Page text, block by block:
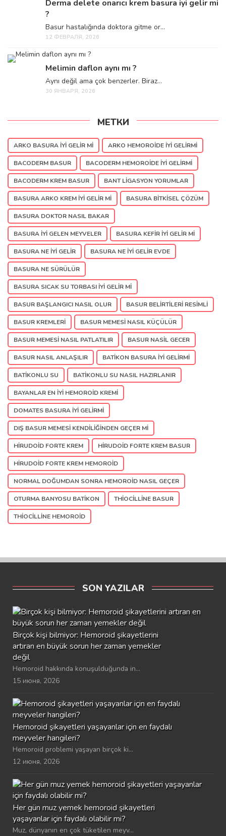
Derma delete onarıcı krem basura iyi gelir mi
?
Basur hastalığında doktora gitme or...
12 ФЕВРАЛЯ, 2026
Melimin daflon aynı mı ?
Aynı değil ama çok benzerler. Biraz...
30 ЯНВАРЯ, 2026
МЕТКИ
ARKO BASURA IYI GELIR MI ARKO HEMOROIDE IYI GELIRMI
BACODERM BASUR BACODERM HEMOROIDE IYI GELIRMI
BACODERM KREM BASUR BANT LIGASYON YORUMLAR
BASURA ARKO KREM IYI GELIR MI BASURA BITKISEL ÇÖZÜM
BASURA DOKTOR NASIL BAKAR
BASURA IYI GELEN MEYVELER BASURA KEFIR IYI GELIR MI
BASURA NE IYI GELIR BASURA NE IYI GELIR EVDE
BASURA NE SÜRÜLÜR
BASURA SICAK SU TORBASI IYI GELIR MI
BASUR BAŞLANGICI NASIL OLUR BASUR BELIRTILERI RESIMLI
BASUR KREMLERI BASUR MEMESI NASIL KÜÇÜLÜR
BASUR MEMESI NASIL PATLATILIR BASUR NASIL GECER
BASUR NASIL ANLAŞILIR BATIKON BASURA IYI GELIRMI
BATIKONLU SU BATIKONLU SU NASIL HAZIRLANIR
BAYANLAR EN IYI HEMOROID KREMI
DOMATES BASURA IYI GELIRMI
DIŞ BASUR MEMESI KENDILIĞINDEN GEÇER MI
HIRUDOID FORTE KREM HIRUDOID FORTE KREM BASUR
HIRUDOID FORTE KREM HEMOROID
NORMAL DOĞUMDAN SONRA HEMOROID NASIL GEÇER
OTURMA BANYOSU BATIKON THIOCILLINE BASUR
THIOCILLINE HEMOROID
SON YAZILAR
Birçok kişi bilmiyor: Hemoroid şikayetlerini
artıran en büyük sorun her zaman yemekler
değil
Hemoroid hakkında konuşulduğunda in...
15 июня, 2026
Hemoroid şikayetleri yaşayanlar için en faydalı
meyveler hangileri?
Hemoroid problemi yaşayan birçok ki...
12 июня, 2026
Her gün muz yemek hemoroid şikayetleri
yaşayanlar için faydalı olabilir mi?
Muz, dünyanın en çok tüketilen meyv...